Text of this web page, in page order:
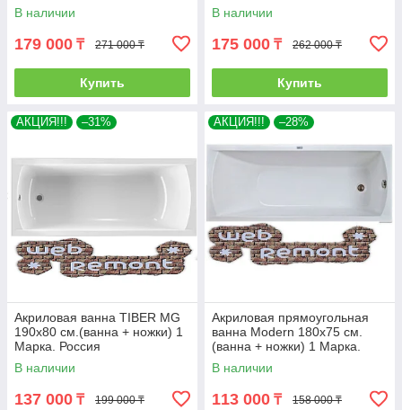
В наличии
179 000 ₸ 271 000 ₸
Купить
Россия
В наличии
175 000 ₸ 262 000 ₸
Купить
АКЦИЯ!!! –31%
Акриловая ванна TIBER MG
190х80 см.(ванна + ножки) 1
Марка. Россия
В наличии
137 000 ₸ 199 000 ₸
АКЦИЯ!!! –28%
Акриловая прямоугольная
ванна Modern 180х75 см.
(ванна + ножки) 1 Марка.
Россия
В наличии
113 000 ₸ 158 000 ₸